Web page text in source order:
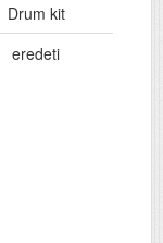
Drum kit
eredeti